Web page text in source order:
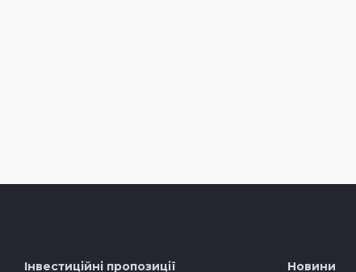
Інвестиційні пропозиції Новини